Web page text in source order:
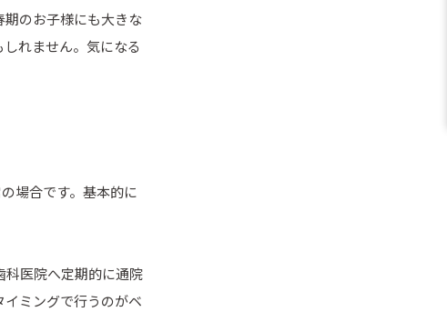
のお子様にも大きな
れません。気になる
場合です。基本的に
科医院へ定期的に通院
ミングで行うのがベ